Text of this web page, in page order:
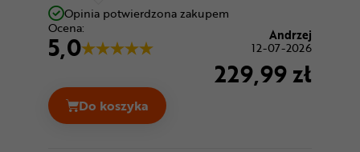
Opinia potwierdzona zakupem
Ocena:
5,0 Andrzej
12-07-2026
229,99 zł
Do koszyka
Kask rowerowy LAZER Tonic KinetiCore